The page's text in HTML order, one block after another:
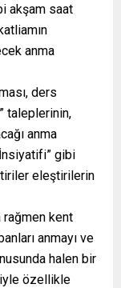
akşam saat
anma
ders
taleplerinin,
anma
gibi
eleştirilerin
rağmen kent
anmayı ve
halen bir
özellikle